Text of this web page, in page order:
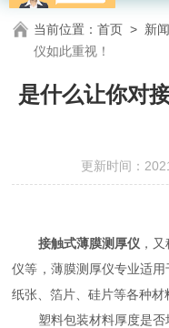
当前位置：首页 > 新
仪如此重视！
是什么让你对
更新时间：
接触式薄膜测厚仪，又
仪等，薄膜测厚仪专业适用
纸张、箔片、硅片等各种材
塑料包装材料厚度是否